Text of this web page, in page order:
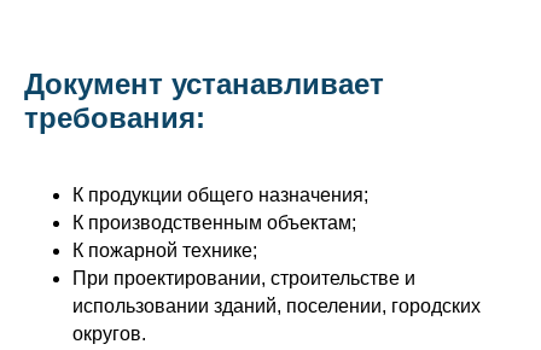
Документ устанавливает
требования:
К продукции общего назначения;
К производственным объектам;
К пожарной технике;
При проектировании, строительстве и
использовании зданий, поселении, городских
округов.